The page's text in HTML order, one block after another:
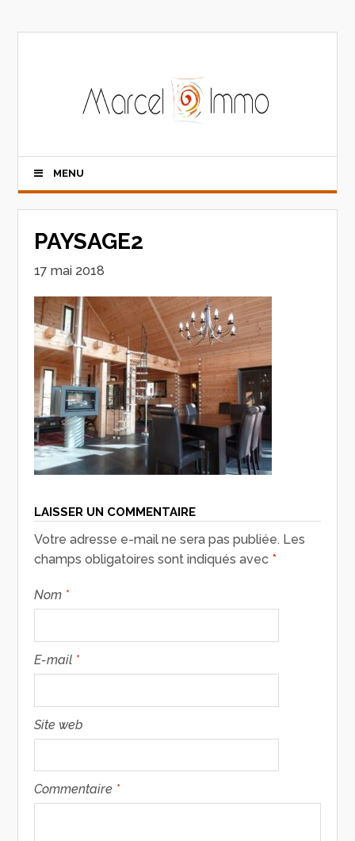
MENU
PAYSAGE2
17 mai 2018
LAISSER UN COMMENTAIRE
Votre adresse e-mail ne sera pas publiée. Les
champs obligatoires sont indiqués avec *
Nom *
E-mail *
Site web
Commentaire *